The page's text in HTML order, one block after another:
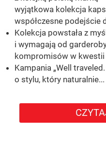
wyjątkowa kolekcja
współczesne podejście
Kolekcja powstała z
i wymagają od
kompromisów w kwestii
Kampania „Well
o stylu, który naturalnie...